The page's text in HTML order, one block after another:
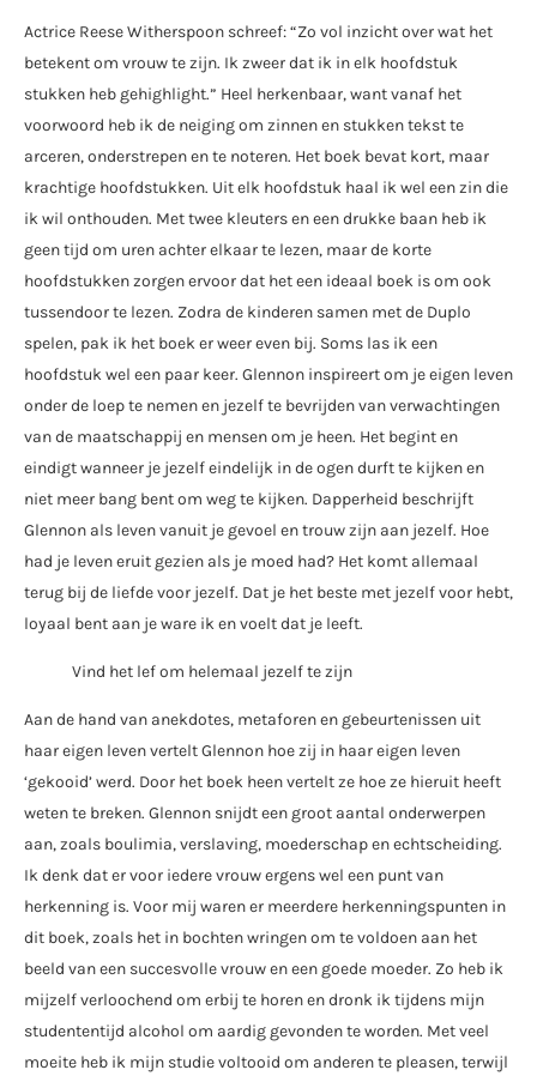
Actrice Reese Witherspoon schreef: “Zo vol inzicht over wat het
betekent om vrouw te zijn. Ik zweer dat ik in elk hoofdstuk
stukken heb gehighlight.” Heel herkenbaar, want vanaf het
voorwoord heb ik de neiging om zinnen en stukken tekst te
arceren, onderstrepen en te noteren. Het boek bevat kort, maar
krachtige hoofdstukken. Uit elk hoofdstuk haal ik wel een zin die
ik wil onthouden. Met twee kleuters en een drukke baan heb ik
geen tijd om uren achter elkaar te lezen, maar de korte
hoofdstukken zorgen ervoor dat het een ideaal boek is om ook
tussendoor te lezen. Zodra de kinderen samen met de Duplo
spelen, pak ik het boek er weer even bij. Soms las ik een
hoofdstuk wel een paar keer. Glennon inspireert om je eigen leven
onder de loep te nemen en jezelf te bevrijden van verwachtingen
van de maatschappij en mensen om je heen. Het begint en
eindigt wanneer je jezelf eindelijk in de ogen durft te kijken en
niet meer bang bent om weg te kijken. Dapperheid beschrijft
Glennon als leven vanuit je gevoel en trouw zijn aan jezelf. Hoe
had je leven eruit gezien als je moed had? Het komt allemaal
terug bij de liefde voor jezelf. Dat je het beste met jezelf voor hebt,
loyaal bent aan je ware ik en voelt dat je leeft.
Vind het lef om helemaal jezelf te zijn
Aan de hand van anekdotes, metaforen en gebeurtenissen uit
haar eigen leven vertelt Glennon hoe zij in haar eigen leven
‘gekooid’ werd. Door het boek heen vertelt ze hoe ze hieruit heeft
weten te breken. Glennon snijdt een groot aantal onderwerpen
aan, zoals boulimia, verslaving, moederschap en echtscheiding.
Ik denk dat er voor iedere vrouw ergens wel een punt van
herkenning is. Voor mij waren er meerdere herkenningspunten in
dit boek, zoals het in bochten wringen om te voldoen aan het
beeld van een succesvolle vrouw en een goede moeder. Zo heb ik
mijzelf verloochend om erbij te horen en dronk ik tijdens mijn
studententijd alcohol om aardig gevonden te worden. Met veel
moeite heb ik mijn studie voltooid om anderen te pleasen, terwijl